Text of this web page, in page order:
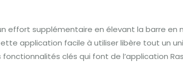
effort supplémentaire en élevant la barre
application facile à utiliser libère tout un
fonctionnalités clés qui font de l’application